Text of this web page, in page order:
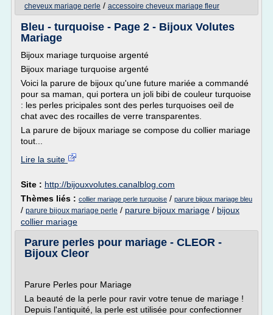
cheveux mariage perle / accessoire cheveux mariage fleur
Bleu - turquoise - Page 2 - Bijoux Volutes
Mariage
Bijoux mariage turquoise argenté
Bijoux mariage turquoise argenté
Voici la parure de bijoux qu'une future mariée a commandé
pour sa maman, qui portera un joli bibi de couleur turquoise
: les perles pricipales sont des perles turquoises oeil de
chat avec des rocailles de verre transparentes.
La parure de bijoux mariage se compose du collier mariage
tout...
Lire la suite
Site : http://bijouxvolutes.canalblog.com
Thèmes liés : collier mariage perle turquoise / parure bijoux mariage bleu
/ parure bijoux mariage perle / parure bijoux mariage / bijoux
collier mariage
Parure perles pour mariage - CLEOR -
Bijoux Cleor
Parure Perles pour Mariage
La beauté de la perle pour ravir votre tenue de mariage !
Depuis l'antiquité, la perle est utilisée pour confectionner